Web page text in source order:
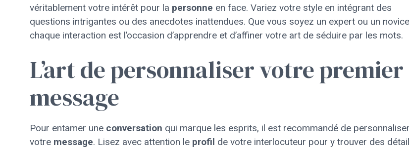
véritablement votre intérêt pour la personne en face. Variez votre style en intégrant des
questions intrigantes ou des anecdotes inattendues. Que vous soyez un expert ou un
chaque interaction est l’occasion d’apprendre et d’affiner votre art de séduire par les mots.
L’art de personnaliser votre premier
message
Pour entamer une conversation qui marque les esprits, il est recommandé de personnaliser
votre message. Lisez avec attention le profil de votre interlocuteur pour y trouver des